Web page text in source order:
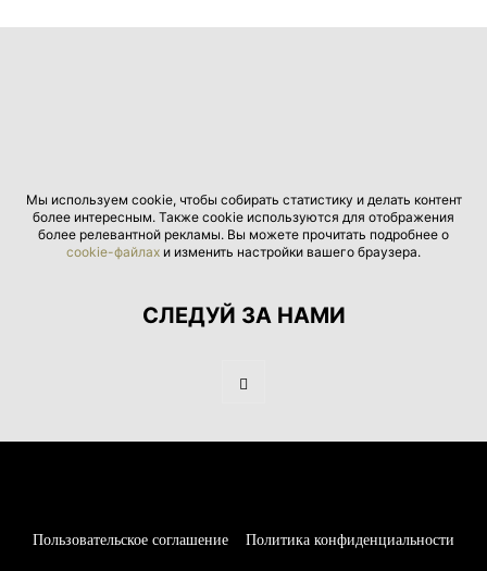
Мы используем cookie, чтобы собирать статистику и делать контент
более интересным. Также cookie используются для отображения
более релевантной рекламы. Вы можете прочитать подробнее о
cookie-файлах и изменить настройки вашего браузера.
СЛЕДУЙ ЗА НАМИ
Пользовательское соглашение Политика конфиденциальности